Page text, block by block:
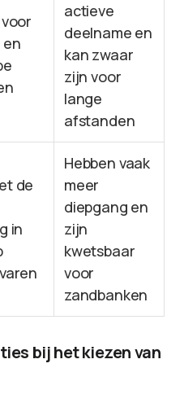
en
actieve
deelname en
kan zwaar
zijn voor
lange
afstanden
de
in
Hebben vaak
meer
diepgang en
zijn
kwetsbaar
voor
zandbanken
bij het kiezen van